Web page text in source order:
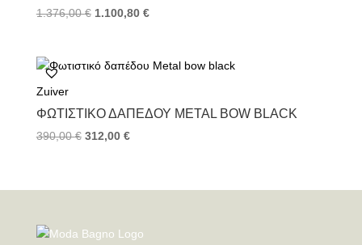
1.376,00€ 1.100,80 €
Zuiver
ΦΩΤΙΣΤΙΚΌ ΔΑΠΈΔΟΥ METAL BOW BLACK
390,00€ 312,00 €